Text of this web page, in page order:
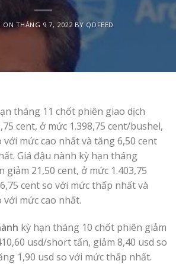
ON THÁNG 9 7, 2022 BYQDFEED
tháng 11 chốt phiên giao dịch
cent, ở mức 1.398,75 cent/bushel,
với mức cao nhất và tăng 6,50 cent
Giá đậu nành kỳ hạn tháng
giảm 21,50 cent, ở mức 1.403,75
cent so với mức thấp nhất và
với mức cao nhất.
kỳ hạn tháng 10 chốt phiên giảm
usd/short tấn, giảm 8,40 usd so
1,90 usd so với mức thấp nhất.